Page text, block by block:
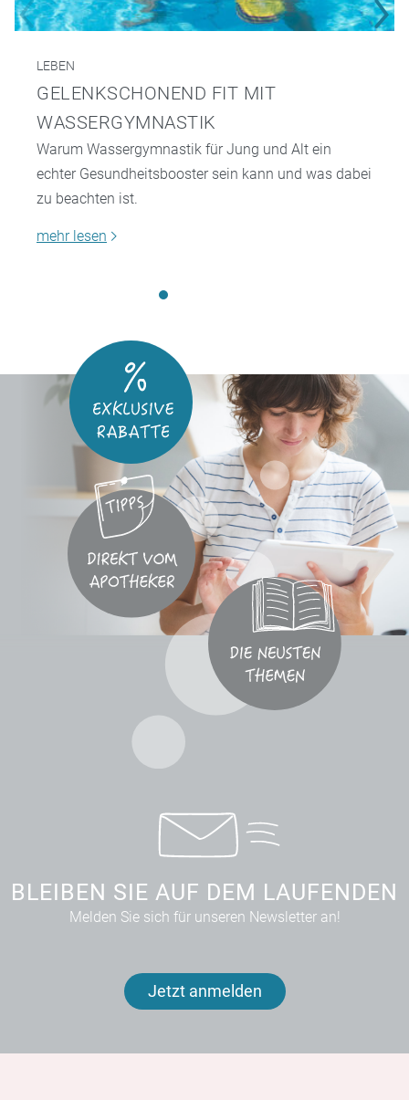
LEBEN
GELENKSCHONEND FIT MIT
WASSERGYMNASTIK
Warum Wassergymnastik für Jung und Alt ein
echter Gesundheitsbooster sein kann und was dabei
zu beachten ist.
mehr lesen
BLEIBEN SIE AUF DEM LAUFENDEN
Melden Sie sich für unseren Newsletter an!
Jetzt anmelden